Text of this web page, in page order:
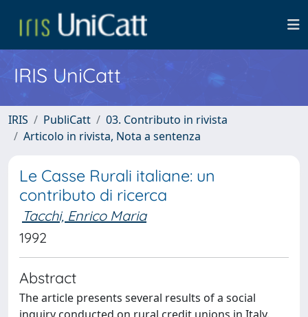
IRIS UniCatt
IRIS PubliCatt
03. Contributo in rivista
Articolo in rivista, Nota a sentenza
Le Casse Rurali italiane: un
contributo di ricerca
Tacchi, Enrico Maria
1992
Abstract
The article presents several results of a social